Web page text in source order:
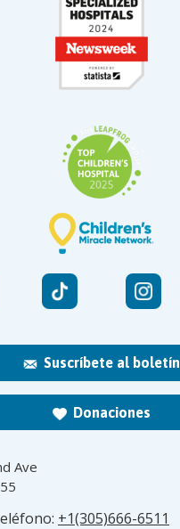
Suscríbete al boletín
Donaciones
Ave
+1(305)666-6511